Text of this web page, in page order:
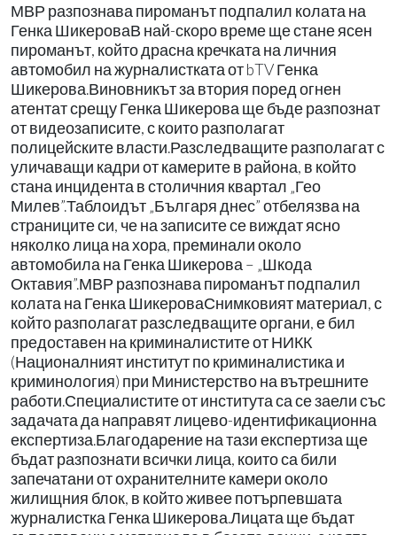
МВР разпознава пироманът подпалил колата на
Генка ШикероваВ най-скоро време ще стане ясен
пироманът, който драсна кречката на личния
автомобил на журналистката от bTV Генка
Шикерова.Виновникът за втория поред огнен
атентат срещу Генка Шикерова ще бъде разпознат
от видеозаписите, с които разполагат
полицейските власти.Разследващите разполагат с
уличаващи кадри от камерите в района, в който
стана инцидента в столичния квартал „Гео
Милев”.Таблоидът „Българя днес” отбелязва на
страниците си, че на записите се виждат ясно
няколко лица на хора, преминали около
автомобила на Генка Шикерова – „Шкода
Октавия”.МВР разпознава пироманът подпалил
колата на Генка ШикероваСнимковият материал, с
който разполагат разследващите органи, е бил
предоставен на криминалистите от НИКК
(Националният институт по криминалистика и
криминология) при Министерство на вътрешните
работи.Специалистите от института са се заели със
задачата да направят лицево-идентификационна
експертиза.Благодарение на тази експертиза ще
бъдат разпознати всички лица, които са били
запечатани от охранителните камери около
жилищния блок, в който живее потърпевшата
журналистка Генка Шикерова.Лицата ще бъдат